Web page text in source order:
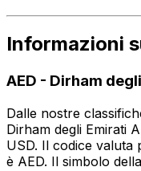
Informazioni
AED - Dirham
Dalle nostre
Dirham degli Emirati
USD. Il codice valuta